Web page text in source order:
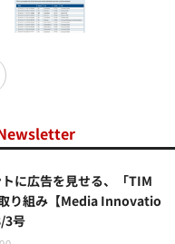
に広告を見せる、「TIM
り組み【Media Innovatio
3号